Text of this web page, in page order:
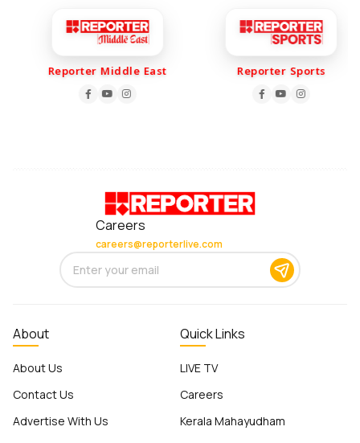
Reporter Middle East Reporter Sports
Careers
careers@reporterlive.com
About
About Us
Contact Us
Advertise With Us
Quick Links
LIVE TV
Careers
Kerala Mahayudham